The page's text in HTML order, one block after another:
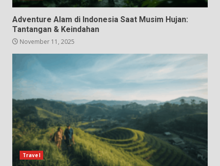
Adventure Alam di Indonesia Saat Musim Hujan:
Tantangan & Keindahan
November 11, 2025
Travel